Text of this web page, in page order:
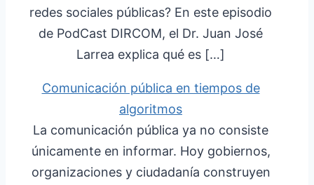
redes sociales públicas? En este episodio
de PodCast DIRCOM, el Dr. Juan José
Larrea explica qué es […]
Comunicación pública en tiempos de
algoritmos
La comunicación pública ya no consiste
únicamente en informar. Hoy gobiernos,
organizaciones y ciudadanía construyen